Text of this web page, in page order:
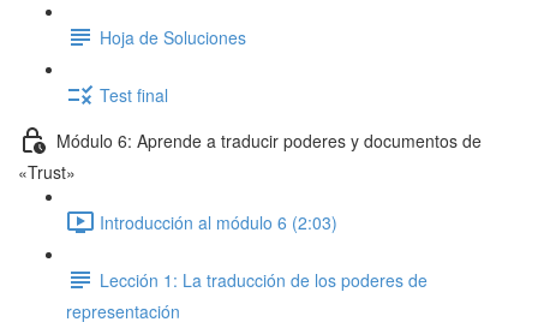
Hoja de Soluciones
Test final
Módulo 6: Aprende a traducir poderes y documentos de
«Trust»
Introducción al módulo 6 (2:03)
Lección 1: La traducción de los poderes de
representación